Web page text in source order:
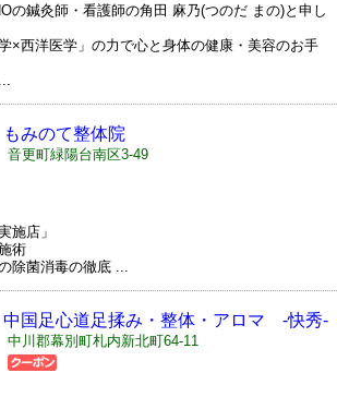
の鍼灸師・看護師の角田 麻乃(つのだ まの)と申し
×西洋医学」の力で心と身体の健康・美容のお手
もみのて整体院
音更町緑陽台南区3-49
施店」
術
除菌消毒の徹底 ...
中国足心道足揉み・整体・アロマ -快秀-
(かいしゅう)
中川郡幕別町札内新北町64-11